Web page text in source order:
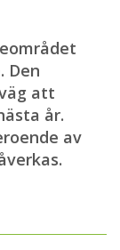
Den
att
år.
av